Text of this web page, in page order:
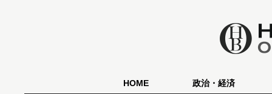
HOME 政治・経済